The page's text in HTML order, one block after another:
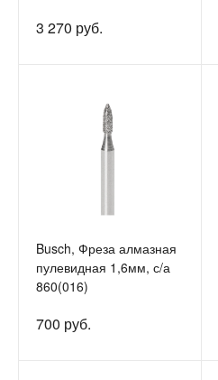
3 270 руб.
Busch, Фреза алмазная
пулевидная 1,6мм, с/а
860(016)
700 руб.